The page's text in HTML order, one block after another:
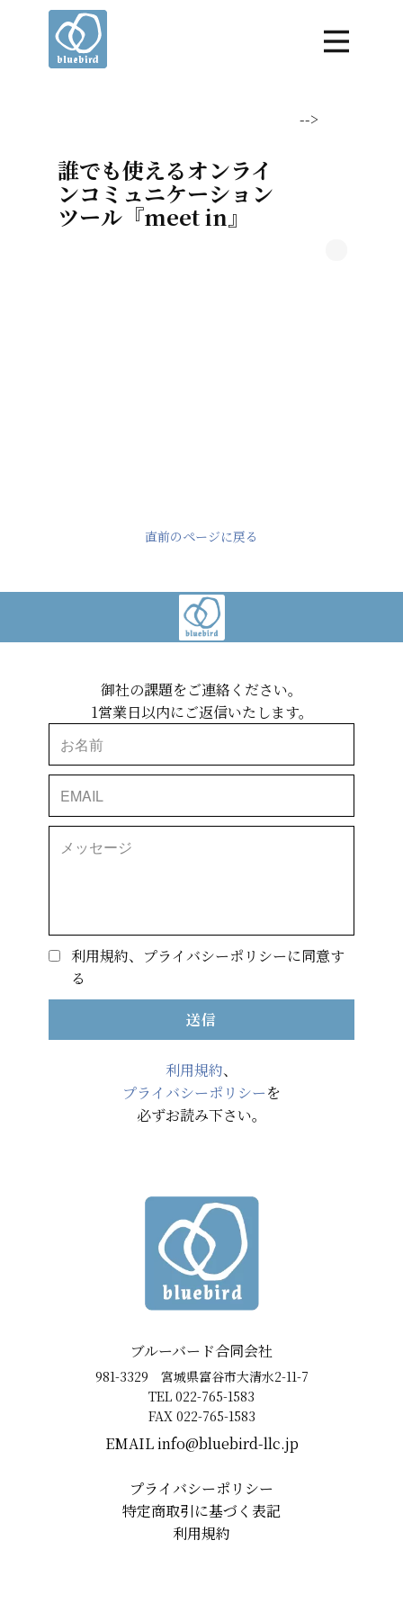
誰でも使えるオンライ
ンコミュニケーション
ツール『meet in』
-->
直前のページに戻る
御社の課題をご連絡ください。
1営業日以内にご返信いたします。
利用規約、プライバシーポリシーに同意す
る
送信
利用規約、
プライバシーポリシーを
必ずお読み下さい。
ブルーバード合同会社
981-3329 宮城県富谷市大清水2-11-7
TEL 022-765-1583
FAX 022-765-1583
EMAIL ​info@bluebird-llc.jp
プライバシーポリシー
特定商取引に基づく表記
利用規約